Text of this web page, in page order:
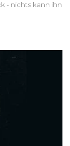
- nichts kann ihn